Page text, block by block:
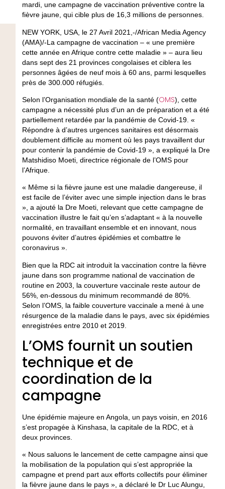
mardi, une campagne de vaccination préventive contre la
fièvre jaune, qui cible plus de 16,3 millions de personnes.
NEW YORK, USA, le 27 Avril 2021,-/African Media Agency
(AMA)/-La campagne de vaccination – « une première
cette année en Afrique contre cette maladie » – aura lieu
dans sept des 21 provinces congolaises et ciblera les
personnes âgées de neuf mois à 60 ans, parmi lesquelles
près de 300.000 réfugiés.
Selon l’Organisation mondiale de la santé (OMS), cette
campagne a nécessité plus d’un an de préparation et a été
partiellement retardée par la pandémie de Covid-19. «
Répondre à d’autres urgences sanitaires est désormais
doublement difficile au moment où les pays travaillent dur
pour contenir la pandémie de Covid-19 », a expliqué la Dre
Matshidiso Moeti, directrice régionale de l’OMS pour
l’Afrique.
« Même si la fièvre jaune est une maladie dangereuse, il
est facile de l’éviter avec une simple injection dans le bras
», a ajouté la Dre Moeti, relevant que cette campagne de
vaccination illustre le fait qu’en s’adaptant « à la nouvelle
normalité, en travaillant ensemble et en innovant, nous
pouvons éviter d’autres épidémies et combattre le
coronavirus ».
Bien que la RDC ait introduit la vaccination contre la fièvre
jaune dans son programme national de vaccination de
routine en 2003, la couverture vaccinale reste autour de
56%, en-dessous du minimum recommandé de 80%.
Selon l’OMS, la faible couverture vaccinale a mené à une
résurgence de la maladie dans le pays, avec six épidémies
enregistrées entre 2010 et 2019.
L’OMS fournit un soutien
technique et de
coordination de la
campagne
Une épidémie majeure en Angola, un pays voisin, en 2016
s’est propagée à Kinshasa, la capitale de la RDC, et à
deux provinces.
« Nous saluons le lancement de cette campagne ainsi que
la mobilisation de la population qui s’est appropriée la
campagne et prend part aux efforts collectifs pour éliminer
la fièvre jaune dans le pays », a déclaré le Dr Luc Alungu,